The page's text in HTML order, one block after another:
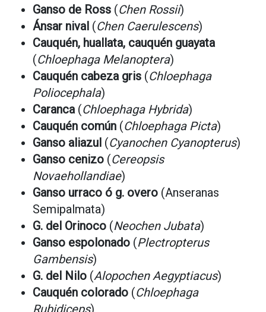
Ganso de Ross (Chen Rossii)
Ánsar nival (Chen Caerulescens)
Cauquén, huallata, cauquén guayata
(Chloephaga Melanoptera)
Cauquén cabeza gris (Chloephaga
Poliocephala)
Caranca(Chloephaga Hybrida)
Cauquén común (Chloephaga Picta)
Ganso aliazul (Cyanochen Cyanopterus)
Ganso cenizo (Cereopsis
Novaehollandiae)
Ganso urraco ó g. overo (Anseranas
Semipalmata)
G. del Orinoco (Neochen Jubata)
Ganso espolonado (Plectropterus
Gambensis)
G. del Nilo (Alopochen Aegyptiacus)
Cauquén colorado (Chloephaga